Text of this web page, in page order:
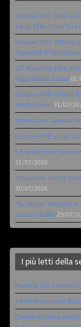
Europei XCO: titoli a
tra gli Elite. Corvi fora
Europei XCO: vittorie
Signorelli 5^ la
35ª Marathon Bike
leggendaria storia
Europei MTB: il Team
Monteceneri 31/07/
Attenzione: Samara
Europei MTB: a Juri
Il 6 settembre
31/07/2026
Situazione circuiti
30/07/2026
“Au revoir”
passa a Gallio 29/07/
I più letti della
Ranking UCI:
A Montecoronaro
Eleonora Farina